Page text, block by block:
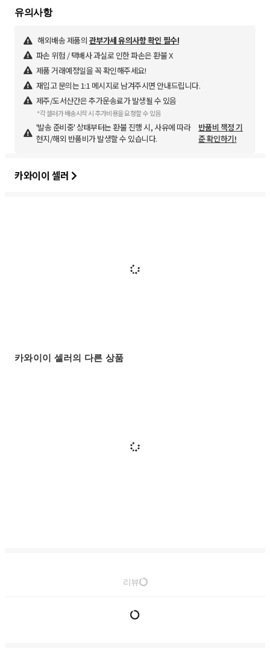
유의사항
해외배송 제품의 관부가세 유의사항 확인 필수!
파손 위험 / 택배사 과실로 인한 파손은 환불 X
제품 거래예정일을 꼭 확인해주세요!
재입고 문의는 1:1 메시지로 남겨주시면 안내드립니다.
제주/도서산간은 추가운송료가 발생될 수 있음
*각 셀러가 배송시작 시 추가비용을 요청할 수 있음
'발송 준비중' 상태부터는 환불 진행 시, 사유에 따라
현지/해외 반품비가 발생할 수 있습니다.
반품비 책정 기
준 확인하기!
카와이이 셀러
카와이이 셀러의 다른 상품
리뷰